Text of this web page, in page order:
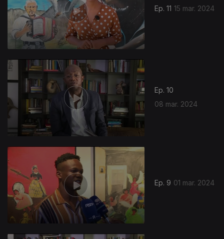
Ep. 11 15 mar. 2024
Ep. 10
08 mar. 2024
Ep. 9 01 mar. 2024